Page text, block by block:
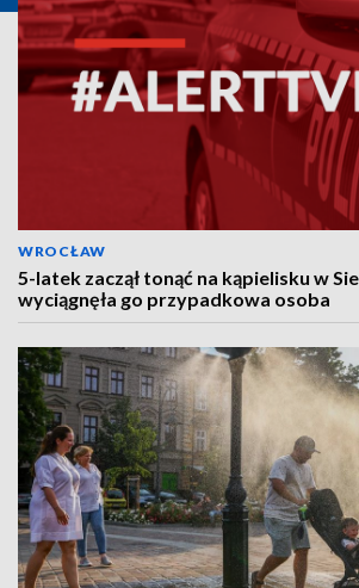
WROCŁAW
5-latek zaczął tonąć na kąpielisku w
wyciągnęła go przypadkowa osoba